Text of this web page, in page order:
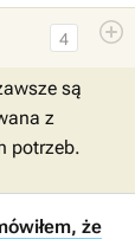
4
są
z
potrzeb.
że